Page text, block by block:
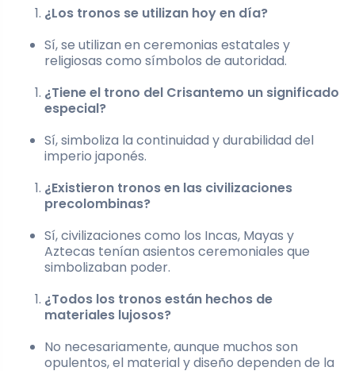
¿Los tronos se utilizan hoy en día?
Sí, se utilizan en ceremonias estatales y
religiosas como símbolos de autoridad.
¿Tiene el trono del Crisantemo un significado
especial?
Sí, simboliza la continuidad y durabilidad del
imperio japonés.
¿Existieron tronos en las civilizaciones
precolombinas?
Sí, civilizaciones como los Incas, Mayas y
Aztecas tenían asientos ceremoniales que
simbolizaban poder.
¿Todos los tronos están hechos de
materiales lujosos?
No necesariamente, aunque muchos son
opulentos, el material y diseño dependen de la